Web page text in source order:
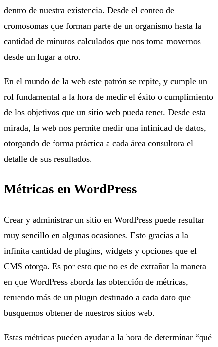
dentro de nuestra existencia. Desde el conteo de
cromosomas que forman parte de un organismo hasta la
cantidad de minutos calculados que nos toma movernos
desde un lugar a otro.
En el mundo de la web este patrón se repite, y cumple un
rol fundamental a la hora de medir el éxito o cumplimiento
de los objetivos que un sitio web pueda tener. Desde esta
mirada, la web nos permite medir una infinidad de datos,
otorgando de forma práctica a cada área consultora el
detalle de sus resultados.
Métricas en WordPress
Crear y administrar un sitio en WordPress puede resultar
muy sencillo en algunas ocasiones. Esto gracias a la
infinita cantidad de plugins, widgets y opciones que el
CMS otorga. Es por esto que no es de extrañar la manera
en que WordPress aborda las obtención de métricas,
teniendo más de un plugin destinado a cada dato que
busquemos obtener de nuestros sitios web.
Estas métricas pueden ayudar a la hora de determinar “qué